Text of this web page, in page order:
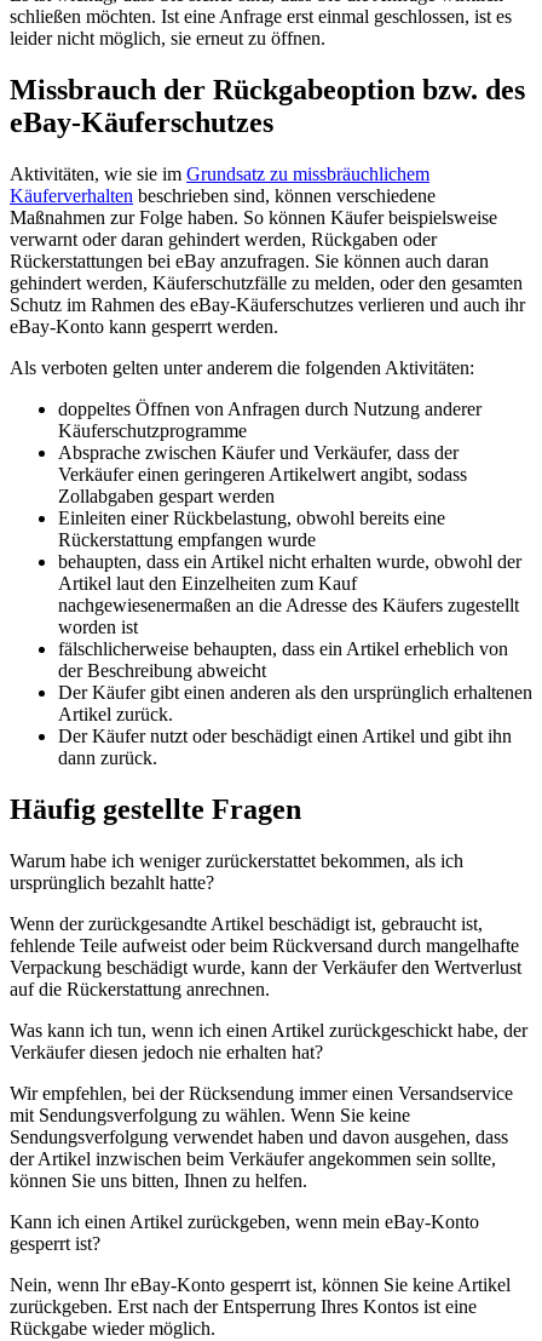
schließen möchten. Ist eine Anfrage erst einmal geschlossen, ist es
leider nicht möglich, sie erneut zu öffnen.
Missbrauch der Rückgabeoption bzw. des
eBay-Käuferschutzes
Aktivitäten, wie sie im Grundsatz zu missbräuchlichem
Käuferverhalten beschrieben sind, können verschiedene
Maßnahmen zur Folge haben. So können Käufer beispielsweise
verwarnt oder daran gehindert werden, Rückgaben oder
Rückerstattungen bei eBay anzufragen. Sie können auch daran
gehindert werden, Käuferschutzfälle zu melden, oder den gesamten
Schutz im Rahmen des eBay-Käuferschutzes verlieren und auch ihr
eBay-Konto kann gesperrt werden.
Als verboten gelten unter anderem die folgenden Aktivitäten:
doppeltes Öffnen von Anfragen durch Nutzung anderer
Käuferschutzprogramme
Absprache zwischen Käufer und Verkäufer, dass der
Verkäufer einen geringeren Artikelwert angibt, sodass
Zollabgaben gespart werden
Einleiten einer Rückbelastung, obwohl bereits eine
Rückerstattung empfangen wurde
behaupten, dass ein Artikel nicht erhalten wurde, obwohl der
Artikel laut den Einzelheiten zum Kauf
nachgewiesenermaßen an die Adresse des Käufers zugestellt
worden ist
fälschlicherweise behaupten, dass ein Artikel erheblich von
der Beschreibung abweicht
Der Käufer gibt einen anderen als den ursprünglich erhaltenen
Artikel zurück.
Der Käufer nutzt oder beschädigt einen Artikel und gibt ihn
dann zurück.
Häufig gestellte Fragen
Warum habe ich weniger zurückerstattet bekommen, als ich
ursprünglich bezahlt hatte?
Wenn der zurückgesandte Artikel beschädigt ist, gebraucht ist,
fehlende Teile aufweist oder beim Rückversand durch mangelhafte
Verpackung beschädigt wurde, kann der Verkäufer den Wertverlust
auf die Rückerstattung anrechnen.
Was kann ich tun, wenn ich einen Artikel zurückgeschickt habe, der
Verkäufer diesen jedoch nie erhalten hat?
Wir empfehlen, bei der Rücksendung immer einen Versandservice
mit Sendungsverfolgung zu wählen. Wenn Sie keine
Sendungsverfolgung verwendet haben und davon ausgehen, dass
der Artikel inzwischen beim Verkäufer angekommen sein sollte,
können Sie uns bitten, Ihnen zu helfen.
Kann ich einen Artikel zurückgeben, wenn mein eBay-Konto
gesperrt ist?
Nein, wenn Ihr eBay-Konto gesperrt ist, können Sie keine Artikel
zurückgeben. Erst nach der Entsperrung Ihres Kontos ist eine
Rückgabe wieder möglich.